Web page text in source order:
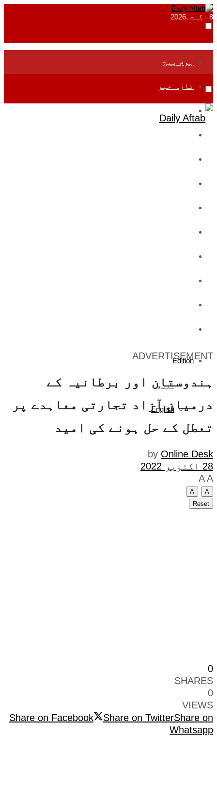
8 اگست ,2026
ہوم پیج
تازہ خبر
Edition
اردو
English
ADVERTISEMENT
ہندوستان اور برطانیہ کے
درمیان آزاد تجارتی معاہدے پر
تعطل کے حل ہونے کی امید
by Online Desk
28 اکتوبر 2022
A A
A
A
Reset
0
SHARES
0
VIEWS
Share on Facebook
Share on TwitterShare on
Whatsapp